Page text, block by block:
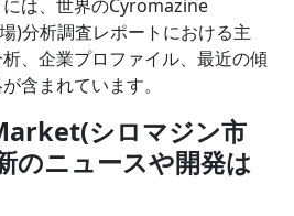
は、世界のCyromazine
)分析調査レポートにおける主
、企業プロファイル、最近の傾
含まれています。
シロマジン市
のニュースや開発は